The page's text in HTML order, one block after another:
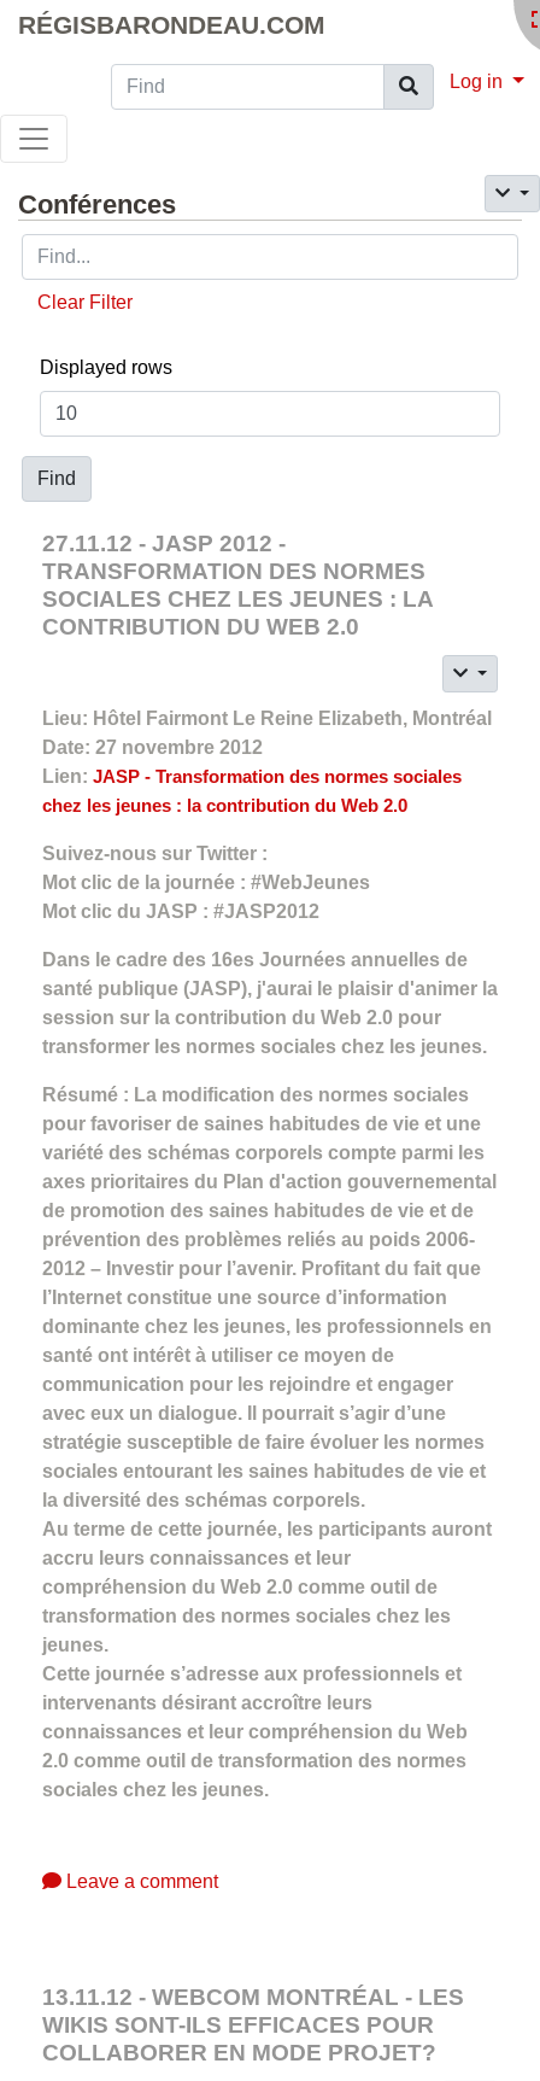
RÉGISBARONDEAU.COM
Find Log in
Conférences
Clear Filter
Displayed rows
Find
27.11.12 - JASP 2012 -
TRANSFORMATION DES NORMES
SOCIALES CHEZ LES JEUNES : LA
CONTRIBUTION DU WEB 2.0
Lieu: Hôtel Fairmont Le Reine Elizabeth, Montréal
Date: 27 novembre 2012
Lien: JASP - Transformation des normes sociales
chez les jeunes : la contribution du Web 2.0
Suivez-nous sur Twitter :
Mot clic de la journée : #WebJeunes
Mot clic du JASP : #JASP2012
Dans le cadre des 16es Journées annuelles de
santé publique (JASP), j'aurai le plaisir d'animer la
session sur la contribution du Web 2.0 pour
transformer les normes sociales chez les jeunes.
Résumé : La modification des normes sociales
pour favoriser de saines habitudes de vie et une
variété des schémas corporels compte parmi les
axes prioritaires du Plan d'action gouvernemental
de promotion des saines habitudes de vie et de
prévention des problèmes reliés au poids 2006-
2012 – Investir pour l’avenir. Profitant du fait que
l’Internet constitue une source d’information
dominante chez les jeunes, les professionnels en
santé ont intérêt à utiliser ce moyen de
communication pour les rejoindre et engager
avec eux un dialogue. Il pourrait s’agir d’une
stratégie susceptible de faire évoluer les normes
sociales entourant les saines habitudes de vie et
la diversité des schémas corporels.
Au terme de cette journée, les participants auront
accru leurs connaissances et leur
compréhension du Web 2.0 comme outil de
transformation des normes sociales chez les
jeunes.
Cette journée s’adresse aux professionnels et
intervenants désirant accroître leurs
connaissances et leur compréhension du Web
2.0 comme outil de transformation des normes
sociales chez les jeunes.
Leave a comment
13.11.12 - WEBCOM MONTRÉAL - LES
WIKIS SONT-ILS EFFICACES POUR
COLLABORER EN MODE PROJET?